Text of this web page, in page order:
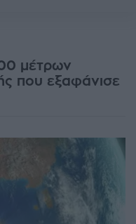
μέτρων
που εξαφάνισε